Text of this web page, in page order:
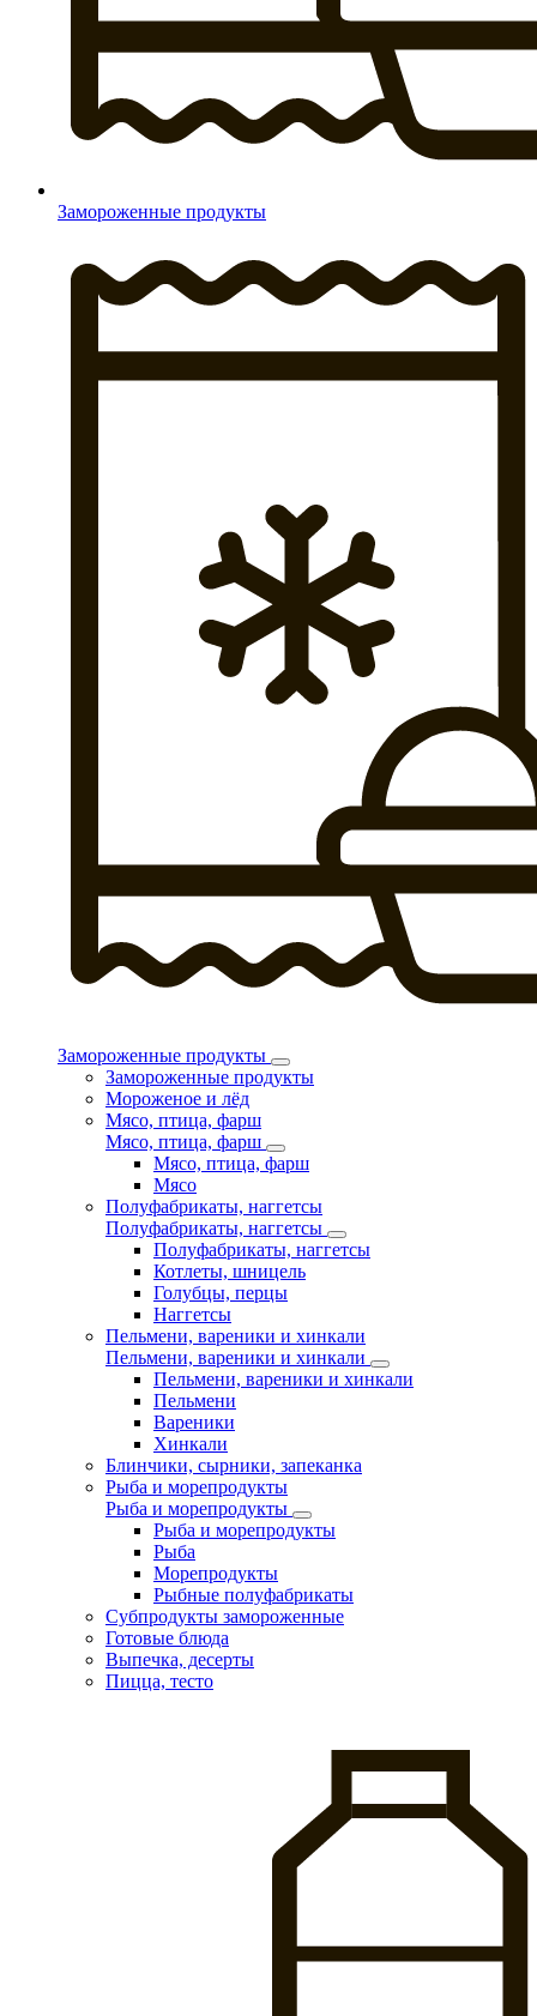
Замороженные продукты
Замороженные продукты
Замороженные продукты
Мороженое и лёд
Мясо, птица, фарш
Мясо, птица, фарш
Мясо, птица, фарш
Мясо
Полуфабрикаты, наггетсы
Полуфабрикаты, наггетсы
Полуфабрикаты, наггетсы
Котлеты, шницель
Голубцы, перцы
Наггетсы
Пельмени, вареники и хинкали
Пельмени, вареники и хинкали
Пельмени, вареники и хинкали
Пельмени
Вареники
Хинкали
Блинчики, сырники, запеканка
Рыба и морепродукты
Рыба и морепродукты
Рыба и морепродукты
Рыба
Морепродукты
Рыбные полуфабрикаты
Субпродукты замороженные
Готовые блюда
Выпечка, десерты
Пицца, тесто